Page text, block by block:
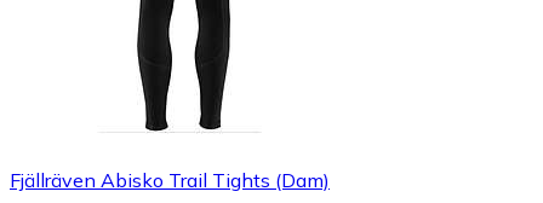
Fjällräven Abisko Trail Tights (Dam)